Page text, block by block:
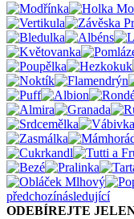
předchozínásledující
ODEBÍREJTE